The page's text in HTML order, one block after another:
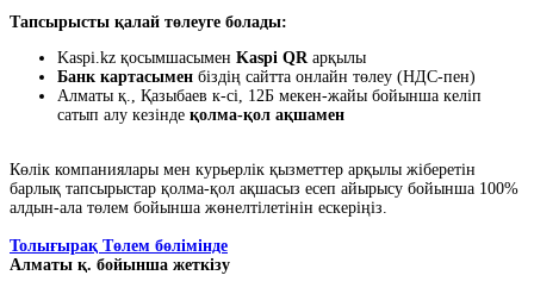
Тапсырысты қалай төлеуге болады:
Kaspi.kz қосымшасымен Kaspi QRарқылы
Банк картасымен біздің сайтта онлайн төлеу (НДС-пен)
Алматы қ., Қазыбаев к-сі, 12Б мекен-жайы бойынша келіп
сатып алу кезінде қолма-қол ақшамен
Көлік компаниялары мен курьерлік қызметтер арқылы жіберетін
барлық тапсырыстар қолма-қол ақшасыз есеп айырысу бойынша 100%
алдын-ала төлем бойынша жөнелтілетінін ескеріңіз.
Толығырақ Төлем бөлімінде
Алматы қ. бойынша жеткізу